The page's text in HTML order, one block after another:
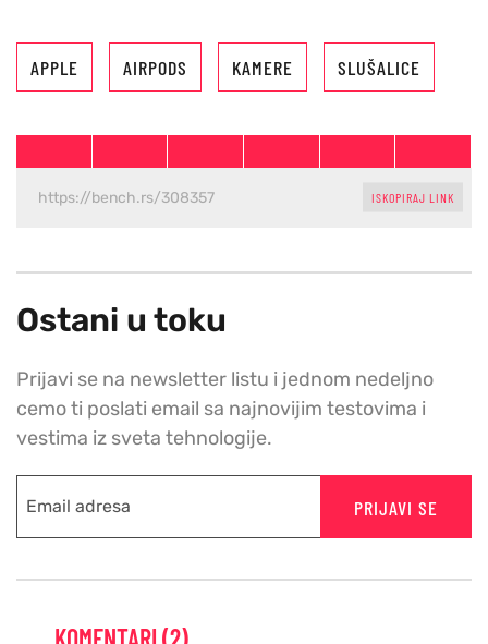
APPLE AIRPODS KAMERE SLUŠALICE
ISKOPIRAJ LINK
Ostani u toku
Prijavi se na newsletter listu i jednom nedeljno
cemo ti poslati email sa najnovijim testovima i
vestima iz sveta tehnologije.
PRIJAVI SE